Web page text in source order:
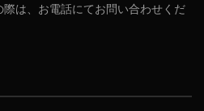
は、お電話にてお問い合わせくだ